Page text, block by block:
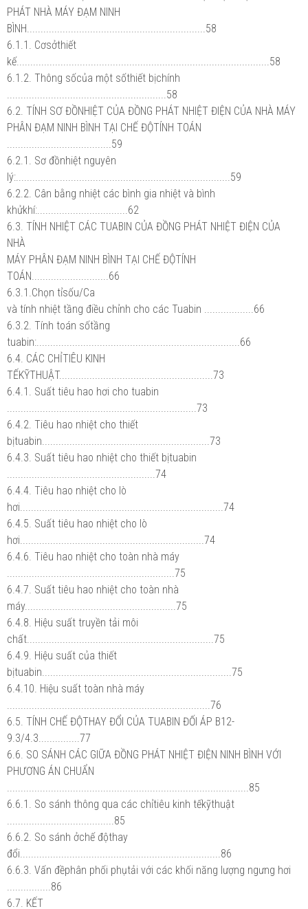
PHÁT NHÀ MÁY ĐẠM NINH
BÌNH.................................................................58
6.1.1. Cơsởthiết
kế............................................................................................58
6.1.2. Thông sốcủa một sốthiết bịchính
..........................................................58
6.2. TÍNH SƠ ĐỒNHIỆT CỦA ĐỒNG PHÁT NHIỆT ĐIỆN CỦA NHÀ MÁY
PHÂN ĐẠM NINH BÌNH TẠI CHẾ ĐỘTÍNH TOÁN
......................................59
6.2.1. Sơ đồnhiệt nguyên
lý:..............................................................................59
6.2.2. Cân bằng nhiệt các bình gia nhiệt và bình
khửkhí:.................................62
6.3. TÍNH NHIỆT CÁC TUABIN CỦA ĐỒNG PHÁT NHIỆT ĐIỆN CỦA
NHÀ
MÁY PHÂN ĐẠM NINH BÌNH TẠI CHẾ ĐỘTÍNH
TOÁN............................66
6.3.1.Chọn tỉsốu/Ca
và tính nhiệt tầng điều chỉnh cho các Tuabin ..................66
6.3.2. Tính toán sốtầng
tuabin:..........................................................................66
6.4. CÁC CHỈTIÊU KINH
TẾKỸTHUẬT........................................................73
6.4.1. Suất tiêu hao hơi cho tuabin
.....................................................................73
6.4.2. Tiêu hao nhiệt cho thiết
bịtuabin.............................................................73
6.4.3. Suất tiêu hao nhiệt cho thiết bịtuabin
......................................................74
6.4.4. Tiêu hao nhiệt cho lò
hơi..........................................................................74
6.4.5. Suất tiêu hao nhiệt cho lò
hơi...................................................................74
6.4.6. Tiêu hao nhiệt cho toàn nhà máy
.............................................................75
6.4.7. Suất tiêu hao nhiệt cho toàn nhà
máy.......................................................75
6.4.8. Hiệu suất truyền tải môi
chất....................................................................75
6.4.9. Hiệu suất của thiết
bịtuabin.....................................................................75
6.4.10. Hiệu suất toàn nhà máy
..........................................................................76
6.5. TÍNH CHẾ ĐỘTHAY ĐỔI CỦA TUABIN ĐỐI ÁP B12-
9.3/4.3...............77
6.6. SO SÁNH CÁC GIỮA ĐỒNG PHÁT NHIỆT ĐIỆN NINH BÌNH VỚI
PHƯƠNG ÁN CHUẨN
........................................................................................85
6.6.1. So sánh thông qua các chỉtiêu kinh tếkỹthuật
.......................................85
6.6.2. So sánh ởchế độthay
đổi.........................................................................86
6.6.3. Vấn đềphân phối phụtải với các khối năng lượng ngưng hơi
................86
6.7. KẾT